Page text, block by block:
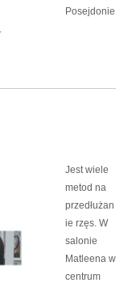
Posejdonie
Jest wiele
metod na
przedłużan
ie rzęs. W
salonie
Matleena w
centrum